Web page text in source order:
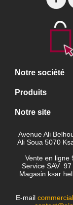
Notre société
Produits
Notre site
Avenue Ali
Ali Soua 5070
Vente en ligne
Service SAV
Magasin ksar
E-mail